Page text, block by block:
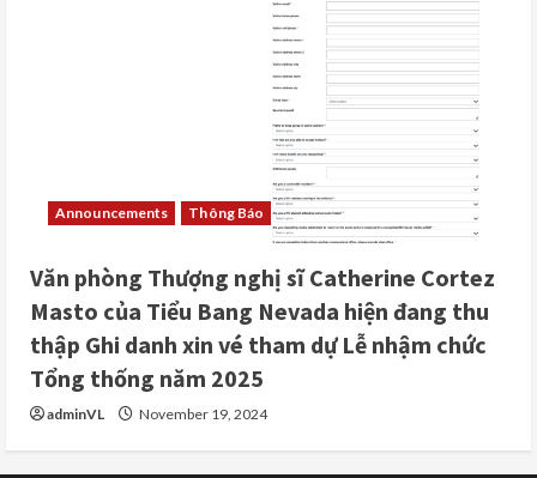
Announcements Thông Báo
Văn phòng Thượng nghị sĩ Catherine Cortez
Masto của Tiểu Bang Nevada hiện đang thu
thập Ghi danh xin vé tham dự Lễ nhậm chức
Tổng thống năm 2025
adminVL November 19, 2024